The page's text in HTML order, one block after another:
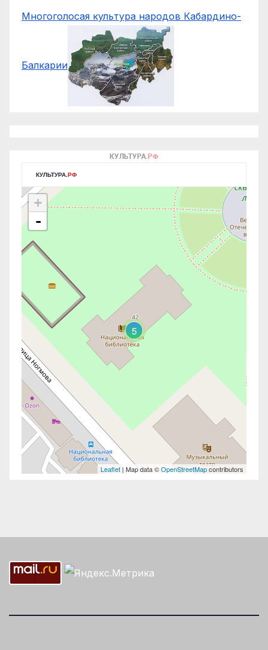
Многоголосая культура народов Кабардино-
Балкарии